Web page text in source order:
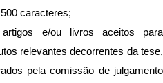
caracteres;
e/ou livros aceitos para
relevantes decorrentes da tese,
pela comissão de julgamento